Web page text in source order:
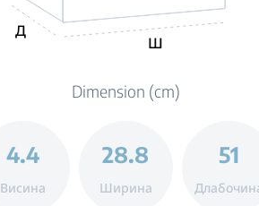
Д
Ш
Dimension (cm)
4.4
Висина
28.8
Ширина
51